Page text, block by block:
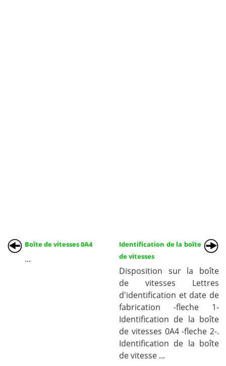
Boîte de vitesses 0A4
...
Identification de la boîte
de vitesses
Disposition sur la boîte
de vitesses Lettres
d'identification et date de
fabrication -fleche 1-
Identification de la boîte
de vitesses 0A4 -fleche 2-.
Identification de la boîte
de vitesse ...